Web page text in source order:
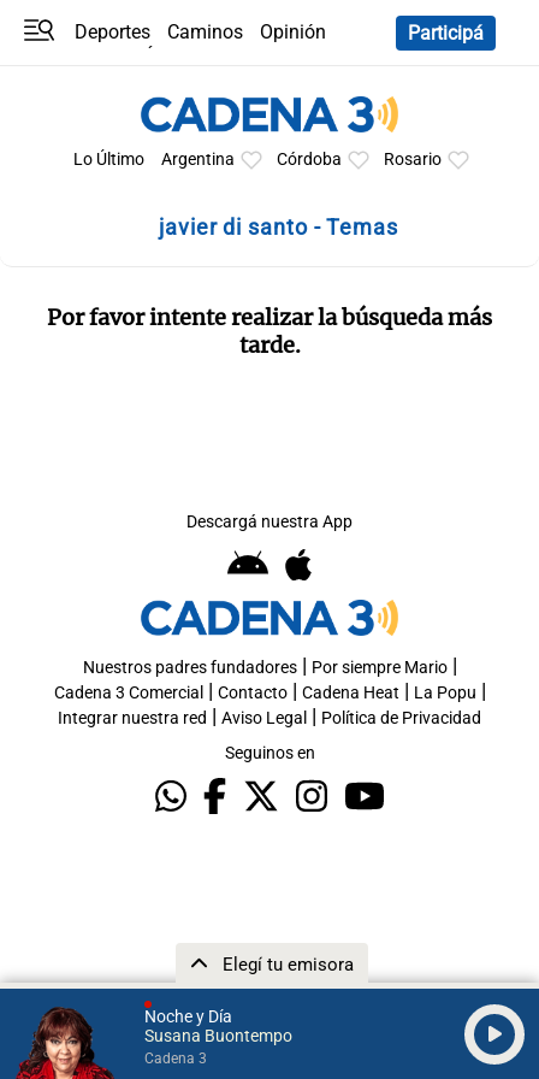
Noche y Día
Susana Buontempo
Cadena 3
Elegí tu emisora
Deportes Caminos
Opinión
Participá
Lo Último Argentina Córdoba Rosario
javier di santo - Temas
Por favor intente realizar la búsqueda más
tarde.
Descargá nuestra App
Nuestros padres fundadores| Por siempre Mario|
Cadena 3 Comercial | Contacto| Cadena Heat | La Popu |
Integrar nuestra red | Aviso Legal | Política de Privacidad
Seguinos en